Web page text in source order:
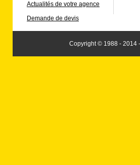
Actualités de votre agence
Demande de devis
Copyright © 1988 - 2014